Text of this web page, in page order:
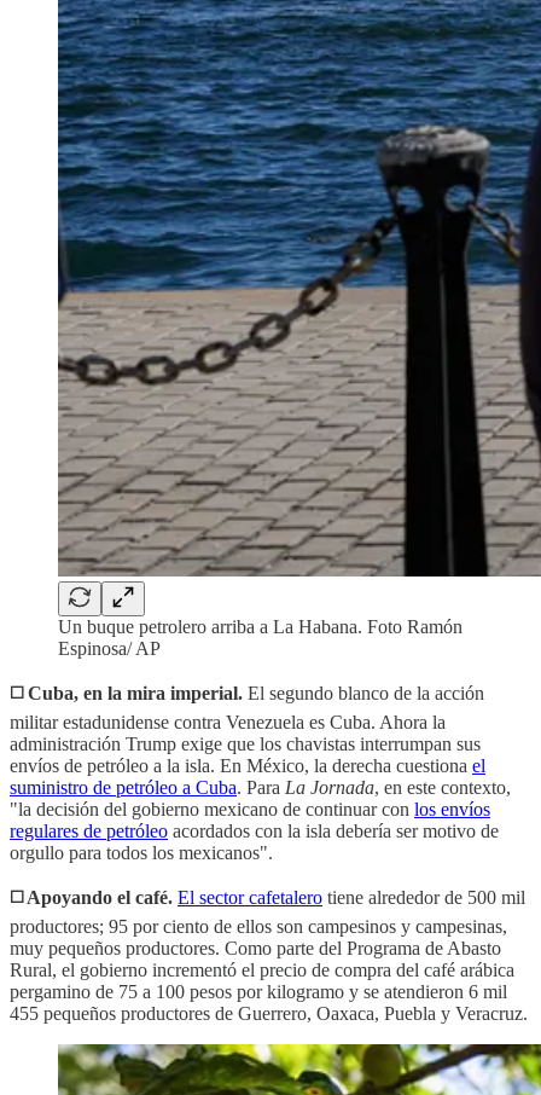
Un buque petrolero arriba a La Habana. Foto Ramón
Espinosa/ AP
◻️ Cuba, en la mira imperial. El segundo blanco de la acción
militar estadunidense contra Venezuela es Cuba. Ahora la
administración Trump exige que los chavistas interrumpan sus
envíos de petróleo a la isla. En México, la derecha cuestiona el
suministro de petróleo a Cuba. Para La Jornada, en este contexto,
"la decisión del gobierno mexicano de continuar con los envíos
regulares de petróleo acordados con la isla debería ser motivo de
orgullo para todos los mexicanos".
◻️ Apoyando el café. El sector cafetalero tiene alrededor de 500 mil
productores; 95 por ciento de ellos son campesinos y campesinas,
muy pequeños productores. Como parte del Programa de Abasto
Rural, el gobierno incrementó el precio de compra del café arábica
pergamino de 75 a 100 pesos por kilogramo y se atendieron 6 mil
455 pequeños productores de Guerrero, Oaxaca, Puebla y Veracruz.